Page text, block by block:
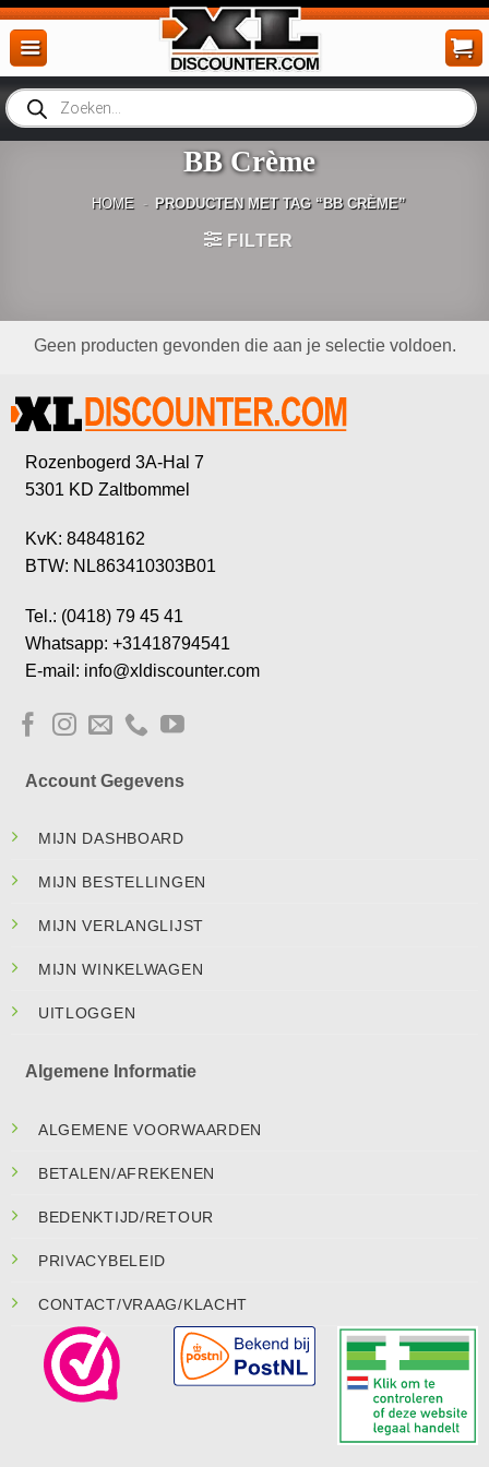
Ga
naar
inhoud
Producten
zoeken
BB Crème
HOME - PRODUCTEN MET TAG “BB CRÈME”
FILTER
Geen producten gevonden die aan je selectie voldoen.
Rozenbogerd 3A-Hal 7
5301 KD Zaltbommel
KvK: 84848162
BTW: NL863410303B01
Tel.: (0418) 79 45 41
Whatsapp: +31418794541
E-mail: info@xldiscounter.com
Account Gegevens
MIJN DASHBOARD
MIJN BESTELLINGEN
MIJN VERLANGLIJST
MIJN WINKELWAGEN
UITLOGGEN
Algemene Informatie
ALGEMENE VOORWAARDEN
BETALEN/AFREKENEN
BEDENKTIJD/RETOUR
PRIVACYBELEID
CONTACT/VRAAG/KLACHT